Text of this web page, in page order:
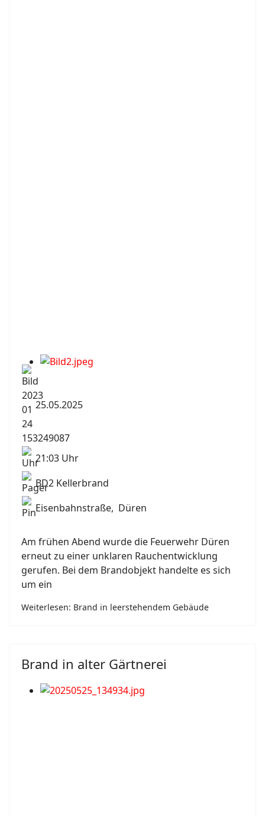
25.05.2025
21:03 Uhr
BD2 Kellerbrand
Eisenbahnstraße, Düren
Am frühen Abend wurde die Feuerwehr Düren
erneut zu einer unklaren Rauchentwicklung
gerufen. Bei dem Brandobjekt handelte es sich
um ein
Weiterlesen: Brand in leerstehendem Gebäude
Brand in alter Gärtnerei